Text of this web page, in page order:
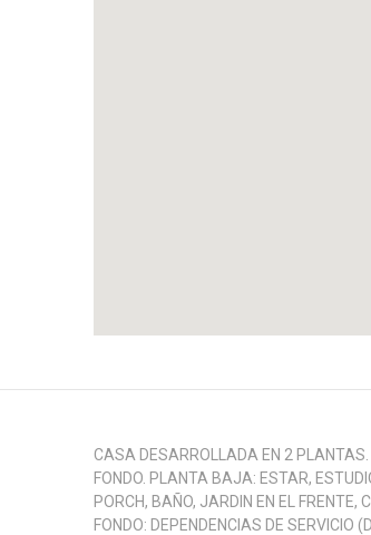
CASA DESARROLLADA EN 2
FONDO. PLANTA BAJA: ESTAR,
PORCH, BAÑO, JARDIN EN EL FRENTE,
FONDO: DEPENDENCIAS DE SERVICIO